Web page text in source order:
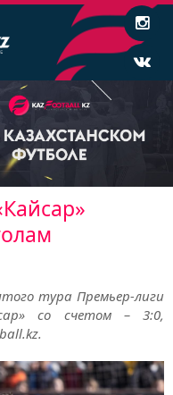
тура Премьер-лиги
со счетом – 3:0,